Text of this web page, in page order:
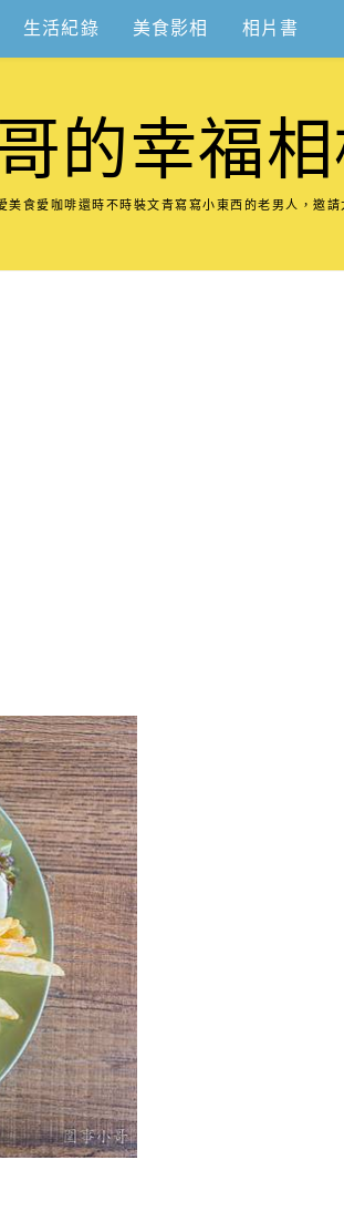
生活紀錄 美食影相 相片書
的幸福
食愛咖啡還時不時裝文青寫寫小東西的老男人，邀